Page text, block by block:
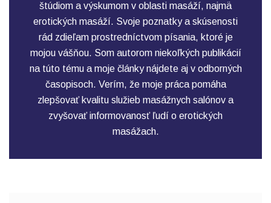
štúdiom a výskumom v oblasti masáží, najmä
erotických masáží. Svoje poznatky a skúsenosti
rád zdieľam prostredníctvom písania, ktoré je
mojou vášňou. Som autorom niekoľkých publikácií
na túto tému a moje články nájdete aj v odborných
časopisoch. Verím, že moje práca pomáha
zlepšovať kvalitu služieb masážnych salónov a
zvyšovať informovanosť ľudí o erotických
masážach.